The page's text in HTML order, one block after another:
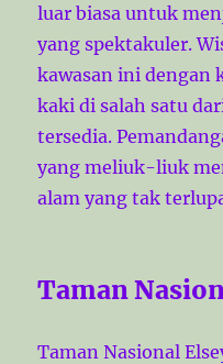
luar biasa untuk
yang spektakuler.
kawasan ini dengan
kaki di salah satu
tersedia.
yang meliuk-liuk
alam yang tak
Taman
Taman Nasional